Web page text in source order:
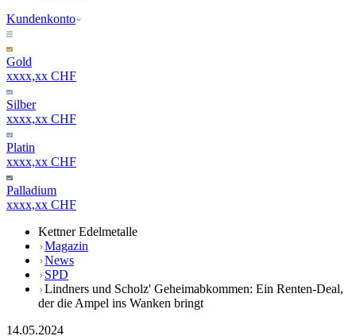
Kundenkonto
Gold
xxxx,xx CHF
Silber
xxxx,xx CHF
Platin
xxxx,xx CHF
Palladium
xxxx,xx CHF
Kettner Edelmetalle
Magazin
News
SPD
Lindners und Scholz' Geheimabkommen: Ein Renten-Deal,
der die Ampel ins Wanken bringt
14.05.2024